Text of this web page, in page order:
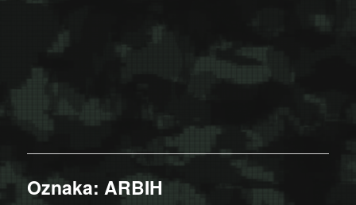
Oznaka:ARBIH